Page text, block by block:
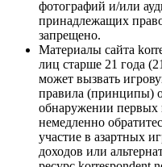
фотографий и/или
принадлежащих
запрещено.
Материалы сайта
лиц старше 21 года
может вызвать
правила (принципы)
обнаружении первых
немедленно
участие в азартных
доходов или